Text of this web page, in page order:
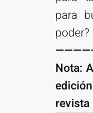
para
poder?
Nota:
revista